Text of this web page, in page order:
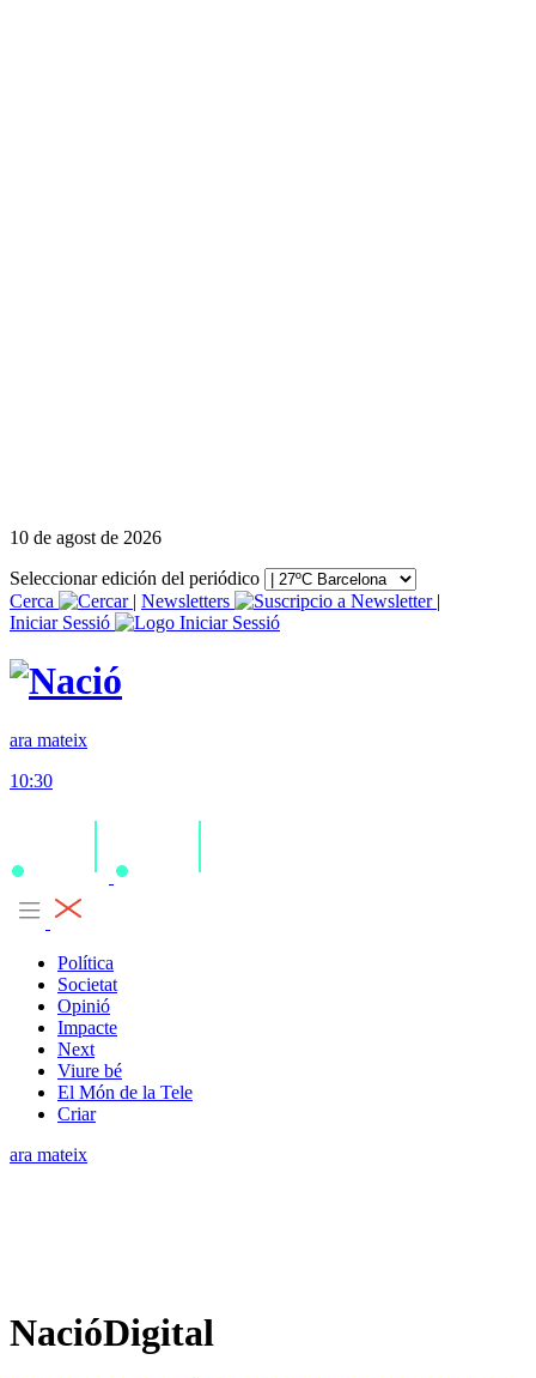
10 de agost de 2026
Seleccionar edición del periódico
Cerca
| Newsletters
|
Iniciar Sessió
ara mateix
10:30
Política
Societat
Opinió
Impacte
Next
Viure bé
El Món de la Tele
Criar
ara mateix
NacióDigital